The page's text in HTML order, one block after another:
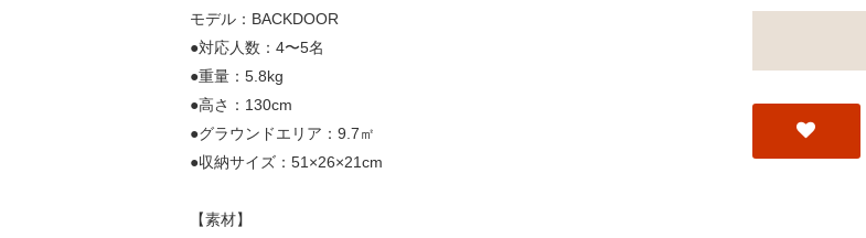
モデル：BACKDOOR
●対応人数：4〜5名
●重量：5.8kg
●高さ：130cm
●グラウンドエリア：9.7㎡
●収納サイズ：51×26×21cm
【素材】